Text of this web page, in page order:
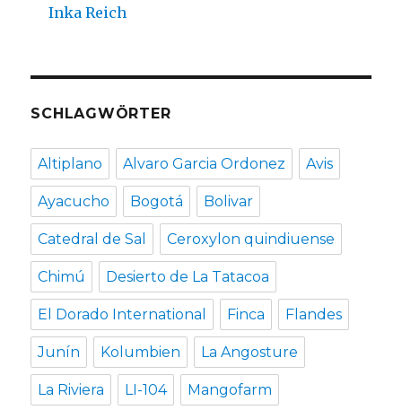
Inka Reich
SCHLAGWÖRTER
Altiplano Alvaro Garcia Ordonez Avis
Ayacucho Bogotá Bolivar
Catedral de Sal Ceroxylon quindiuense
Chimú Desierto de La Tatacoa
El Dorado International Finca Flandes
Junín Kolumbien La Angosture
La Riviera LI-104 Mangofarm